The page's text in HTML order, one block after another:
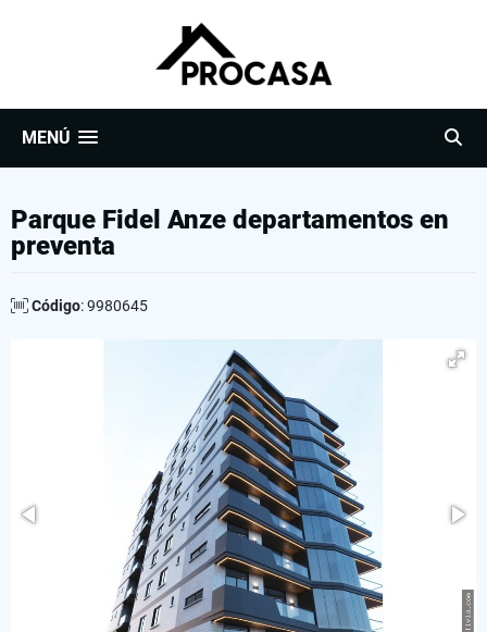
MENÚ
Parque Fidel Anze departamentos en
preventa
Código: 9980645